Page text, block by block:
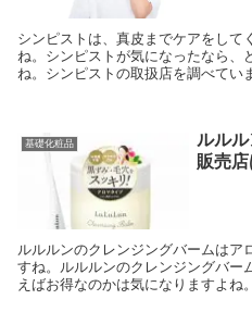
シンピストは、真皮までケアをして
ね。シンピストが気になったなら、
ね。シンピストの取扱店を調べてい
基礎化粧品
ルル
販売
ルルルンのクレンジングバームはア
すね。ルルルンのクレンジングバー
えばお得なのかは気になりますよね